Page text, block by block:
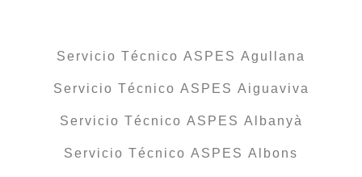
Servicio Técnico ASPES Agullana
Servicio Técnico ASPES Aiguaviva
Servicio Técnico ASPES Albanyà
Servicio Técnico ASPES Albons